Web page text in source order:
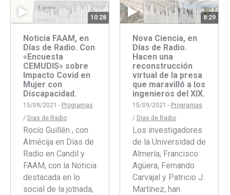
10:28
Noticia FAAM, en
Días de Radio. Con
«Encuesta
CEMUDIS» sobre
Impacto Covid en
Mujer con
Discapacidad.
15/09/2021 - Programas
/ Dias de Radio
Rocío Guillén , con
Almécija en Días de
Radio en Candil y
FAAM, con la Noticia
destacada en lo
social de la jotnada,
8:29
Nova Ciencia, en
Días de Radio.
Hacen una
reconstrucción
virtual de la presa
que maravilló a los
ingenieros del XIX.
15/09/2021 - Programas
/ Dias de Radio
Los investigadores
de la Universidad de
Almería, Francisco
Agüera, Fernando
Carvajal y Patricio J.
Martínez, han